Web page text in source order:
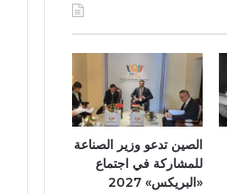
ب
ك
الصين تدعو وزير الصناعة
للمشاركة في اجتماع
«البريكس» 2027